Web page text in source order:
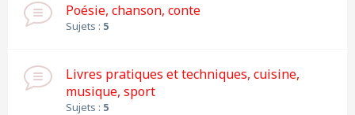
Poésie, chanson, conte
Sujets : 5
Livres pratiques et techniques, cuisine,
musique, sport
Sujets : 5